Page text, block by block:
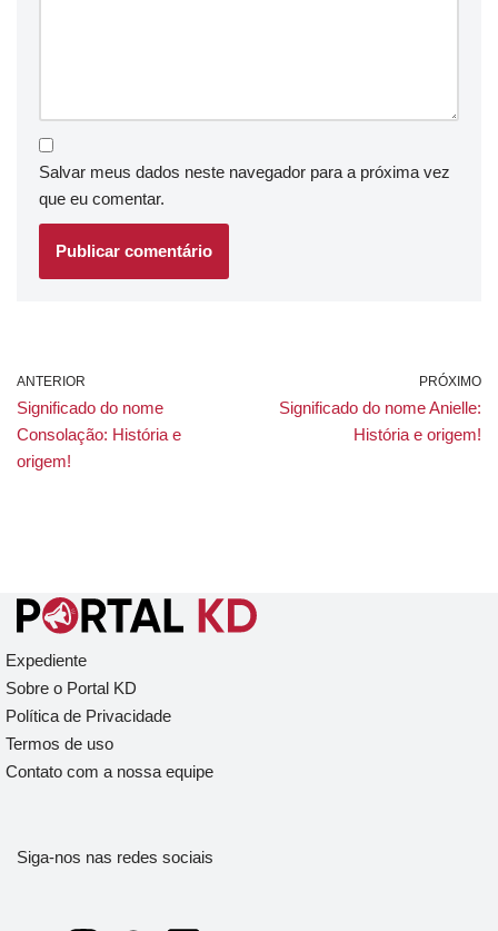
Salvar meus dados neste navegador para a próxima vez
que eu comentar.
ANTERIOR
Significado do nome
Consolação: História e
origem!
PRÓXIMO
Significado do nome Anielle:
História e origem!
Expediente
Sobre o Portal KD
Política de Privacidade
Termos de uso
Contato com a nossa equipe
Siga-nos nas redes sociais